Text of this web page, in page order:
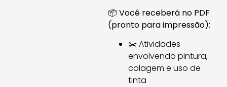
📦 Você receberá no PDF
(pronto para impressão):
✂️ Atividades
envolvendo pintura,
colagem e uso de
tinta